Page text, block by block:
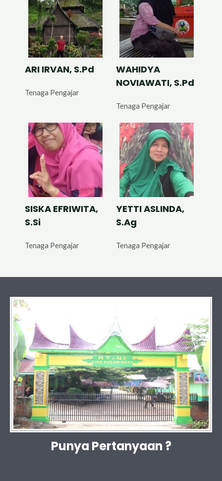
ARI IRVAN, S.Pd
Tenaga Pengajar
WAHIDYA
NOVIAWATI, S.Pd
Tenaga Pengajar
SISKA EFRIWITA,
S.Si
Tenaga Pengajar
YETTI ASLINDA,
S.Ag
Tenaga Pengajar
Punya Pertanyaan ?